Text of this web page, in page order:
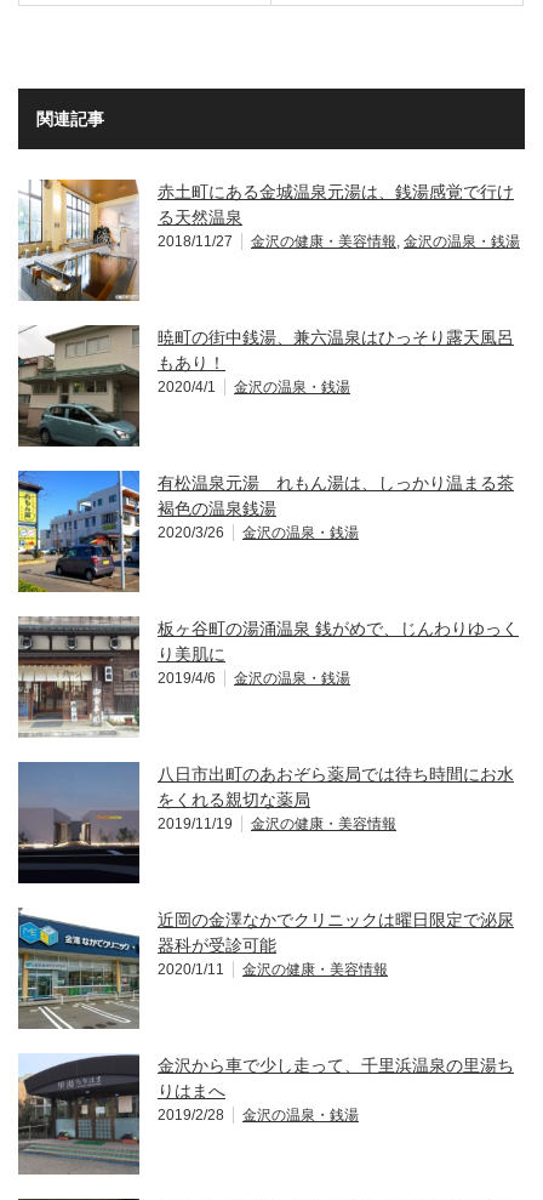
関連記事
赤土町にある金城温泉元湯は、銭湯感覚で行け
る天然温泉
2018/11/27 金沢の健康・美容情報, 金沢の温泉・銭湯
暁町の街中銭湯、兼六温泉はひっそり露天風呂
もあり！
2020/4/1 金沢の温泉・銭湯
有松温泉元湯 れもん湯は、しっかり温まる茶
褐色の温泉銭湯
2020/3/26 金沢の温泉・銭湯
板ヶ谷町の湯涌温泉 銭がめで、じんわりゆっく
り美肌に
2019/4/6 金沢の温泉・銭湯
八日市出町のあおぞら薬局では待ち時間にお水
をくれる親切な薬局
2019/11/19 金沢の健康・美容情報
近岡の金澤なかでクリニックは曜日限定で泌尿
器科が受診可能
2020/1/11 金沢の健康・美容情報
金沢から車で少し走って、千里浜温泉の里湯ち
りはまへ
2019/2/28 金沢の温泉・銭湯